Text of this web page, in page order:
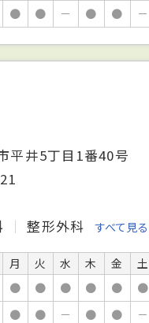
● ● － ● ● －
平井5丁目1番40号
整形外科 すべて見る
月 火 水 木 金 土
● ● ● ● ● ●
● ● － ● ● －